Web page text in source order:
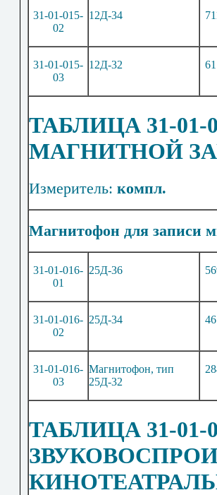
31-01-015-
02
12Д-34 71
31-01-015-
03
12Д-32 61
ТАБЛИЦА 31-01-
МАГНИТНОЙ
Измеритель: компл.
Магнитофон для записи
31-01-016-
01
25Д-36 56
31-01-016-
02
25Д-34 46
31-01-016-
03
Магнитофон, тип
25Д-32
28
ТАБЛИЦА 31-01-